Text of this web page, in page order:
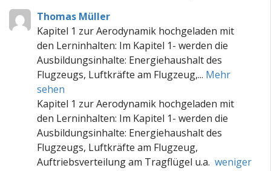
Thomas Müller
Kapitel 1 zur Aerodynamik hochgeladen mit
den Lerninhalten: Im Kapitel 1- werden die
Ausbildungsinhalte: Energiehaushalt des
Flugzeugs, Luftkräfte am Flugzeug,... Mehr
sehen
Kapitel 1 zur Aerodynamik hochgeladen mit
den Lerninhalten: Im Kapitel 1- werden die
Ausbildungsinhalte: Energiehaushalt des
Flugzeugs, Luftkräfte am Flugzeug,
Auftriebsverteilung am Tragflügel u.a. weniger